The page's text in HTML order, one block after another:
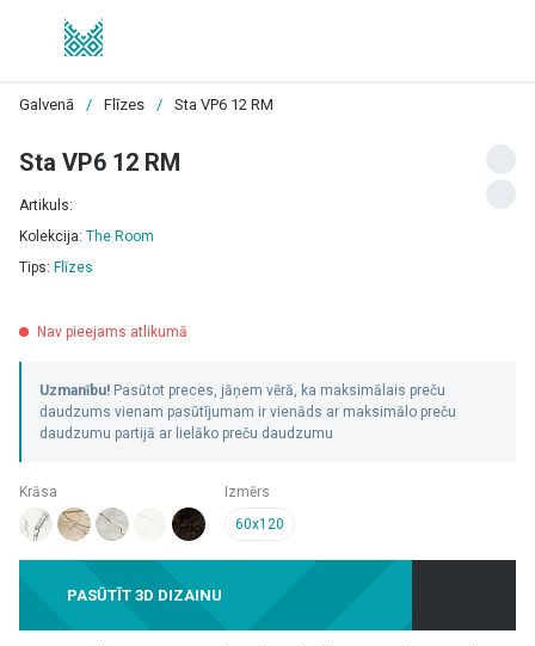
Galvenā / Flīzes / Sta VP6 12 RM
Sta VP6 12 RM
Artikuls:
Kolekcija: The Room
Tips: Flīzes
Nav pieejams atlikumā
Uzmanību! Pasūtot preces, jāņem vērā, ka maksimālais preču
daudzums vienam pasūtījumam ir vienāds ar maksimālo preču
daudzumu partijā ar lielāko preču daudzumu
Krāsa
Izmērs
60x120
PASŪTĪT 3D DIZAINU